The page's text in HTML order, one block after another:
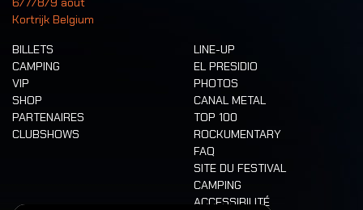
Kortrijk Belgium
BILLETS
CAMPING
VIP
SHOP
PARTENAIRES
CLUBSHOWS
LINE-UP
EL PRESIDIO
PHOTOS
CANAL METAL
TOP 100
ROCKUMENTARY
FAQ
SITE DU FESTIVAL
CAMPING
ACCESSIBILITÉ